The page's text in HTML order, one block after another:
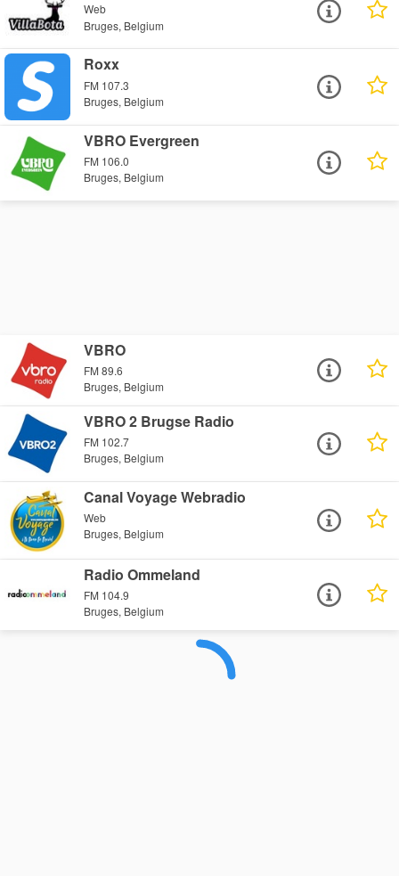
Web
Bruges, Belgium
Roxx
FM 107.3
Bruges, Belgium
VBRO Evergreen
FM 106.0
Bruges, Belgium
VBRO
FM 89.6
Bruges, Belgium
VBRO 2 Brugse Radio
FM 102.7
Bruges, Belgium
Canal Voyage Webradio
Web
Bruges, Belgium
Radio Ommeland
FM 104.9
Bruges, Belgium